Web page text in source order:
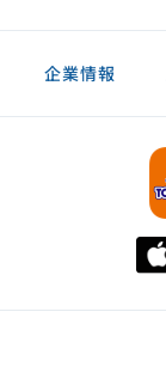
企業情報